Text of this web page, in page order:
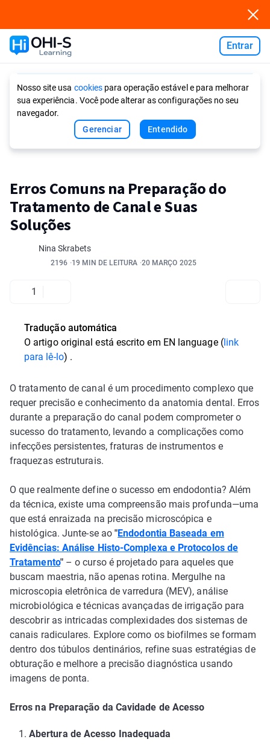
Entrar
Nosso site usa cookiespara operação estável e para melhorar
sua experiência. Você pode alterar as configurações no seu
navegador.
Gerenciar
Entendido
Erros Comuns na Preparação do
Tratamento de Canal e Suas
Soluções
Nina Skrabets
2196 19 MIN DE LEITURA 20 MARÇO 2025
1
Tradução automática
O artigo original está escrito em EN language (link
para lê-lo) .
O tratamento de canal é um procedimento complexo que
requer precisão e conhecimento da anatomia dental. Erros
durante a preparação do canal podem comprometer o
sucesso do tratamento, levando a complicações como
infecções persistentes, fraturas de instrumentos e
fraquezas estruturais.
O que realmente define o sucesso em endodontia? Além
da técnica, existe uma compreensão mais profunda—uma
que está enraizada na precisão microscópica e
histológica. Junte-se ao"Endodontia Baseada em
Evidências: Análise Histo-Complexa e Protocolos de
Tratamento" – o curso é projetado para aqueles que
buscam maestria, não apenas rotina. Mergulhe na
microscopia eletrônica de varredura (MEV), análise
microbiológica e técnicas avançadas de irrigação para
descobrir as intricadas complexidades dos sistemas de
canais radiculares. Explore como os biofilmes se formam
dentro dos túbulos dentinários, refine suas estratégias de
obturação e melhore a precisão diagnóstica usando
imagens de ponta.
Erros na Preparação da Cavidade de Acesso
Abertura de Acesso Inadequada